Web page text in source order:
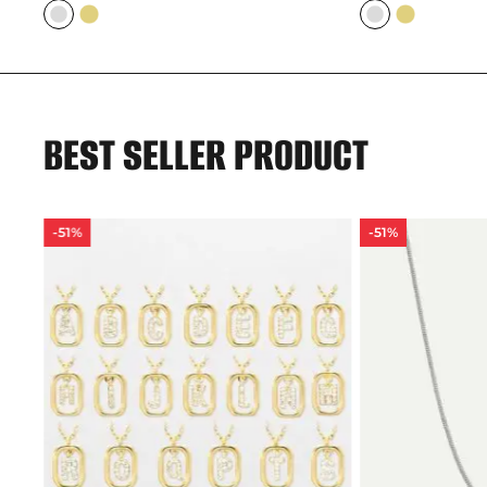
BEST SELLER PRODUCT
-51% -51%